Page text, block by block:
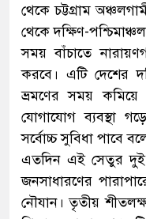
থেকে চট্টগ্রাম
থেকে দক্ষিণ-
সময় বাঁচাতে
করবে। এটি দেশের
ভ্রমণের সময়
যোগাযোগ ব্যবস্থা
সর্বোচ্চ সুবিধা পাবে
এতদিন এই সেতুর দুই
জনসাধারণের
নৌযান। তৃতীয়